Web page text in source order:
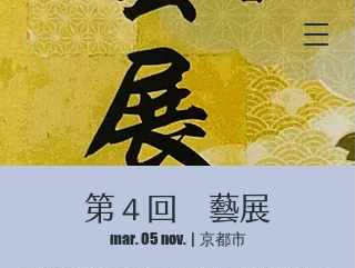
© Copyright
© Copyright
第４回 藝展
mar. 05 nov.
  |
京都市